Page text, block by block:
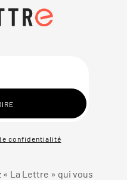
confidentialité
« La Lettre » qui vous